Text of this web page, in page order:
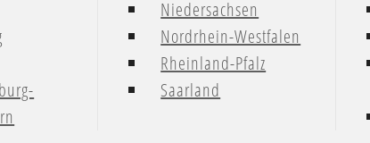
Niedersachsen
Nordrhein-Westfalen
Rheinland-Pfalz
Saarland